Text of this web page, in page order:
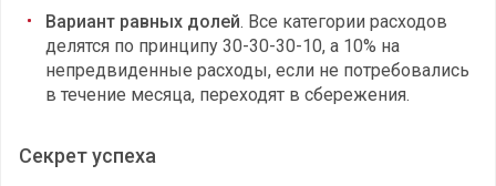
Вариант равных долей. Все категории расходов
делятся по принципу 30-30-30-10, а 10% на
непредвиденные расходы, если не потребовались
в течение месяца, переходят в сбережения.
Секрет успеха